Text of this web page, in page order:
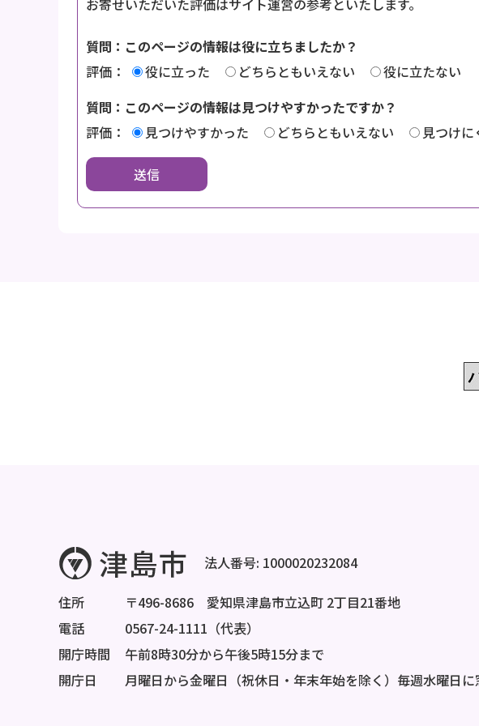
お寄せいただいた評価はサイト運営の参考といたします。
質問：このページの情報は役に立ちましたか？
評価：
役に立った どちらともいえない
役に立たない
質問：このページの情報は見つけやすかったですか？
評価：
見つけやすかった どちらともいえない 見つけに
法人番号: 1000020232084
住所
〒496-8686 愛知県津島市立込町 2丁目21番地
電話
0567-24-1111（代表）
開庁時間
午前8時30分から午後5時15分まで
開庁日
月曜日から金曜日（祝休日・年末年始を除く）毎週水曜日